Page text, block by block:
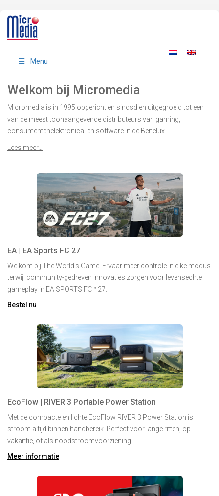
Menu
Welkom bij Micromedia
Micromedia is in 1995 opgericht en sindsdien uitgegroeid tot een
van de meest toonaangevende distributeurs van gaming,
consumentenelektronica en software in de Benelux.
Lees meer…
EA | EA Sports FC 27
Welkom bij The World's Game! Ervaar meer controle in elke modus
terwijl community-gedreven innovaties zorgen voor levensechte
gameplay in EA SPORTS FC™ 27.
Bestel nu
EcoFlow | RIVER 3 Portable Power Station
Met de compacte en lichte EcoFlow RIVER 3 Power Station is
stroom altijd binnen handbereik. Perfect voor lange ritten, op
vakantie, of als noodstroomvoorziening.
Meer informatie